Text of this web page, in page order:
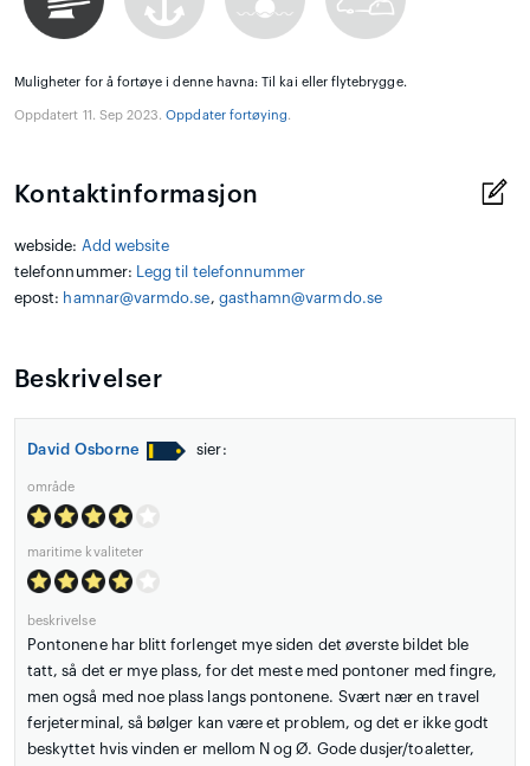
Muligheter for å fortøye i denne havna: Til kai eller flytebrygge.
Oppdatert 11. Sep 2023.Oppdater fortøying.
Kontaktinformasjon
webside: Add website
telefonnummer:
Legg til telefonnummer
epost: hamnar@varmdo.se, gasthamn@varmdo.se
Beskrivelser
David Osborne sier:
område
maritime kvaliteter
beskrivelse
Pontonene har blitt forlenget mye siden det øverste bildet ble
tatt, så det er mye plass, for det meste med pontoner med fingre,
men også med noe plass langs pontonene. Svært nær en travel
ferjeterminal, så bølger kan være et problem, og det er ikke godt
beskyttet hvis vinden er mellom N og Ø. Gode dusjer/toaletter,